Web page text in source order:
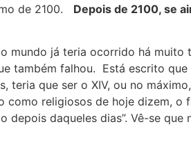
de 2100. Depois de 2100, se
mundo já teria ocorrido há
também falhou. Está escrito
que ser o XIV, ou no
religiosos de hoje dizem, o
daqueles dias”. Vê-se